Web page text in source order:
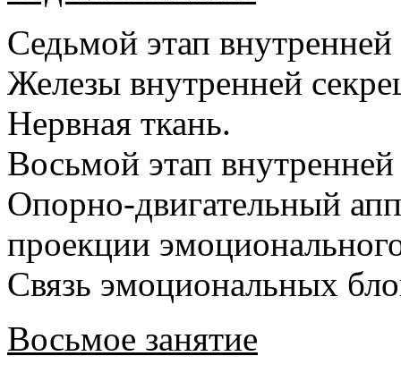
Седьмой этап
Железы внутренней
Нервная ткань.
Восьмой этап
Опорно-двигательный
проекции
Связь эмоциональных
Восьмое занятие